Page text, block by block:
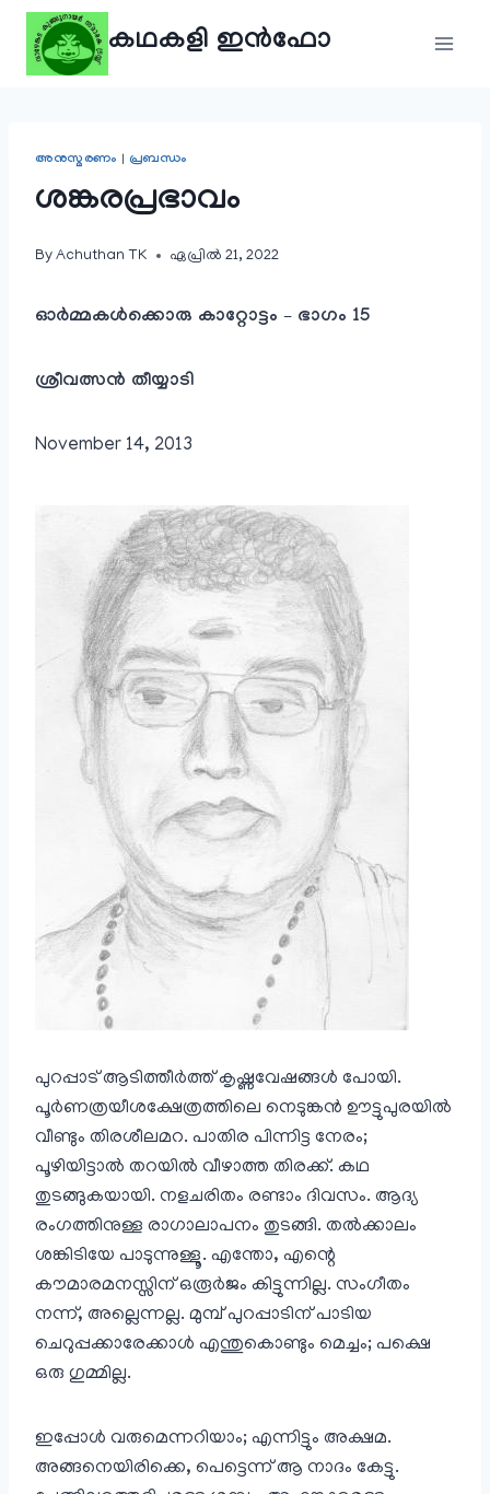
Skip
content
കഥകളി ഇൻഫോ
അനുസ്മരണം | പ്രബന്ധം
ശങ്കരപ്രഭാവം
By Achuthan TK ഏപ്രിൽ 21, 2022
ഓർമ്മകൾക്കൊരു കാറ്റോട്ടം – ഭാഗം 15
ശ്രീവത്സൻ തീയ്യാടി
November 14, 2013
പുറപ്പാട് ആടിത്തീർത്ത് കൃഷ്ണവേഷങ്ങൾ പോയി.
പൂർണത്രയീശക്ഷേത്രത്തിലെ നെടുങ്കൻ ഊട്ടുപുരയിൽ
വീണ്ടും തിരശീലമറ. പാതിര പിന്നിട്ട നേരം;
പൂഴിയിട്ടാൽ തറയിൽ വീഴാത്ത തിരക്ക്. കഥ
തുടങ്ങുകയായി. നളചരിതം രണ്ടാം ദിവസം. ആദ്യ
രംഗത്തിനുള്ള രാഗാലാപനം തുടങ്ങി. തൽക്കാലം
ശങ്കിടിയേ പാടുന്നുള്ളൂ. എന്തോ, എന്റെ
കൗമാരമനസ്സിന് ഒരൂർജം കിട്ടുന്നില്ല. സംഗീതം
നന്ന്, അല്ലെന്നല്ല. മുമ്പ് പുറപ്പാടിന് പാടിയ
ചെറുപ്പക്കാരേക്കാൾ എന്തുകൊണ്ടും മെച്ചം; പക്ഷെ
ഒരു ഗുമ്മില്ല.
ഇപ്പോൾ വരുമെന്നറിയാം; എന്നിട്ടും അക്ഷമ.
അങ്ങനെയിരിക്കെ, പെട്ടെന്ന് ആ നാദം കേട്ടു.